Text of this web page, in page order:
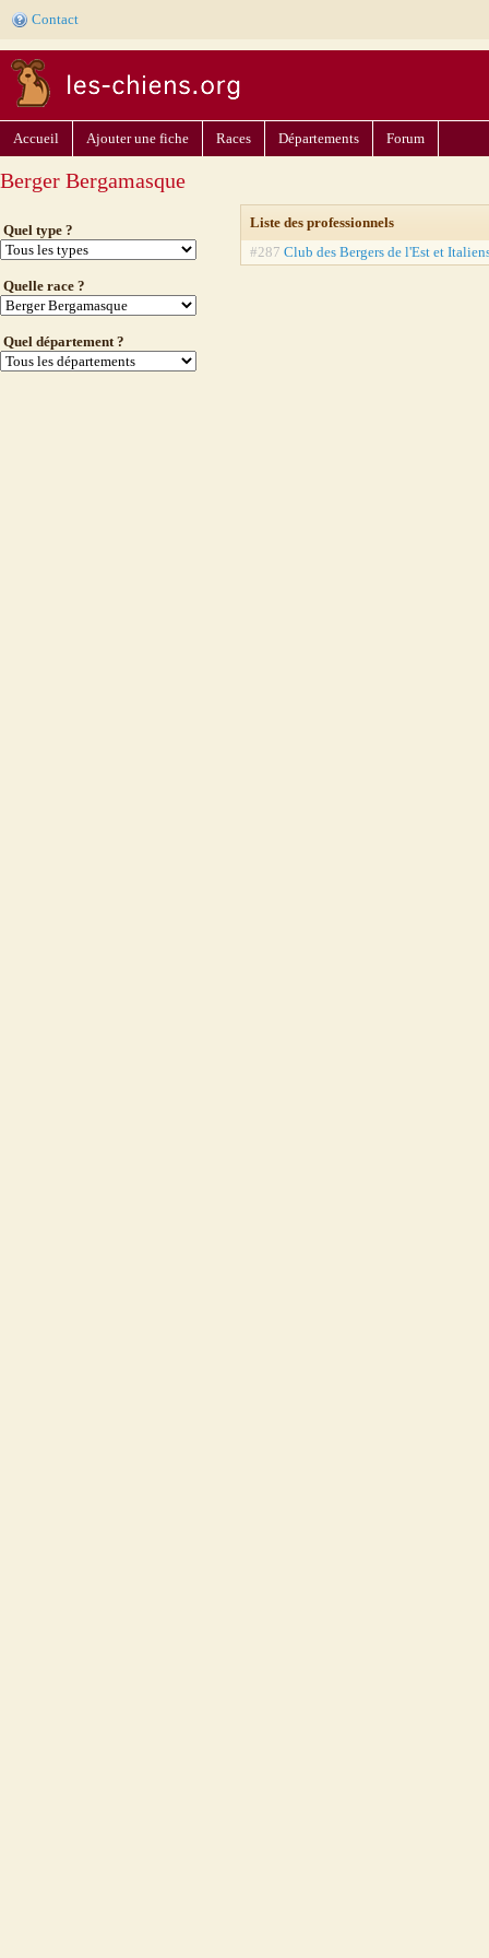
Contact
Accueil Ajouter une fiche Races Départements Forum
Berger Bergamasque
Quel type ?
Quelle race ?
Quel département ?
Liste des professionnels
#287 Club des Bergers de l'Est et